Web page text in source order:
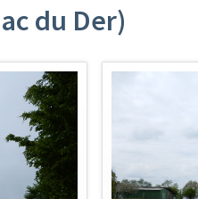
du Der)